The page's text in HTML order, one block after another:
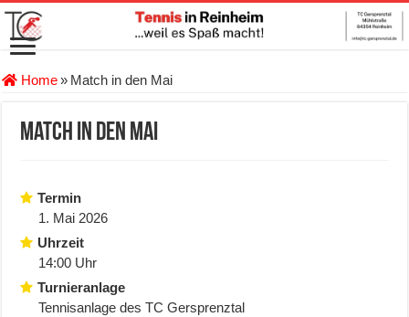
Home» Match in den Mai
Match in den Mai
Termin
1. Mai 2026
Uhrzeit
14:00 Uhr
Turnieranlage
Tennisanlage des TC Gersprenztal